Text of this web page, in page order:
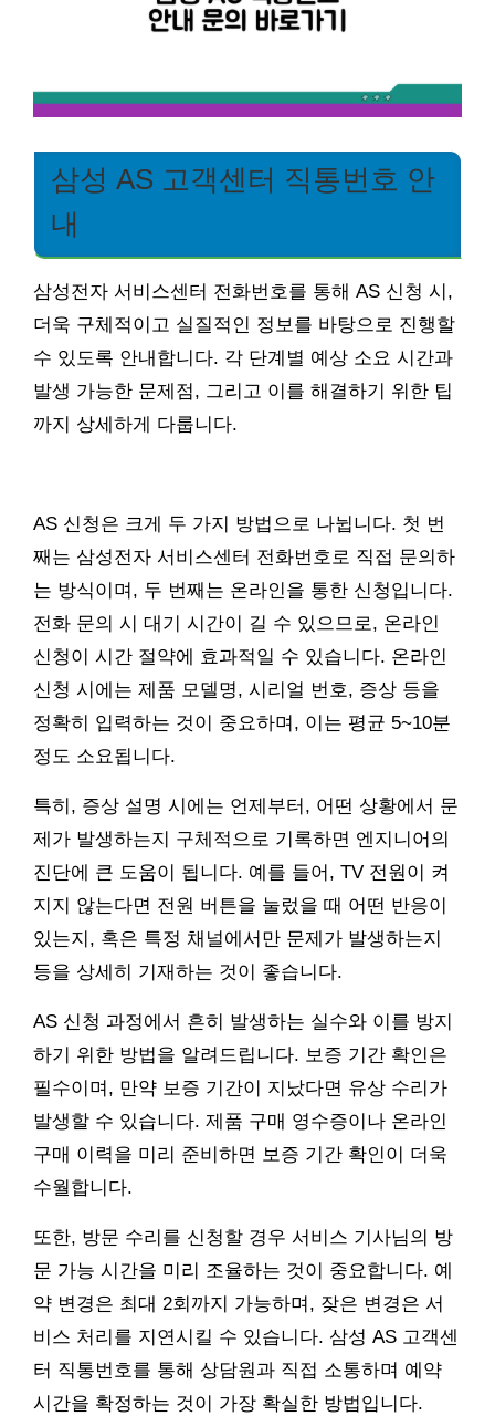
삼성 AS 고객센터 직통번호 안
내
삼성전자 서비스센터 전화번호를 통해 AS 신청 시,
더욱 구체적이고 실질적인 정보를 바탕으로 진행할
수 있도록 안내합니다. 각 단계별 예상 소요 시간과
발생 가능한 문제점, 그리고 이를 해결하기 위한 팁
까지 상세하게 다룹니다.
AS 신청은 크게 두 가지 방법으로 나뉩니다. 첫 번
째는 삼성전자 서비스센터 전화번호로 직접 문의하
는 방식이며, 두 번째는 온라인을 통한 신청입니다.
전화 문의 시 대기 시간이 길 수 있으므로, 온라인
신청이 시간 절약에 효과적일 수 있습니다. 온라인
신청 시에는 제품 모델명, 시리얼 번호, 증상 등을
정확히 입력하는 것이 중요하며, 이는 평균 5~10분
정도 소요됩니다.
특히, 증상 설명 시에는 언제부터, 어떤 상황에서 문
제가 발생하는지 구체적으로 기록하면 엔지니어의
진단에 큰 도움이 됩니다. 예를 들어, TV 전원이 켜
지지 않는다면 전원 버튼을 눌렀을 때 어떤 반응이
있는지, 혹은 특정 채널에서만 문제가 발생하는지
등을 상세히 기재하는 것이 좋습니다.
AS 신청 과정에서 흔히 발생하는 실수와 이를 방지
하기 위한 방법을 알려드립니다. 보증 기간 확인은
필수이며, 만약 보증 기간이 지났다면 유상 수리가
발생할 수 있습니다. 제품 구매 영수증이나 온라인
구매 이력을 미리 준비하면 보증 기간 확인이 더욱
수월합니다.
또한, 방문 수리를 신청할 경우 서비스 기사님의 방
문 가능 시간을 미리 조율하는 것이 중요합니다. 예
약 변경은 최대 2회까지 가능하며, 잦은 변경은 서
비스 처리를 지연시킬 수 있습니다. 삼성 AS 고객센
터 직통번호를 통해 상담원과 직접 소통하며 예약
시간을 확정하는 것이 가장 확실한 방법입니다.